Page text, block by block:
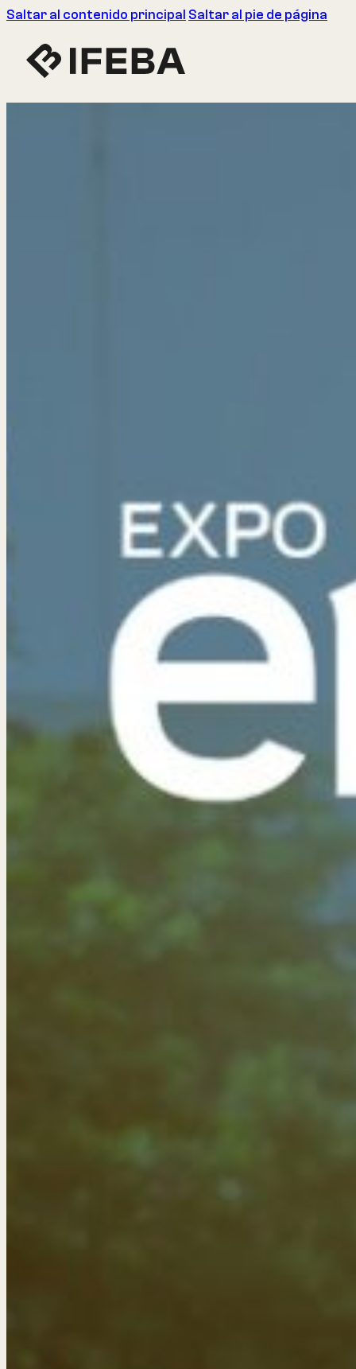
Saltar al contenido principal Saltar al pie de página